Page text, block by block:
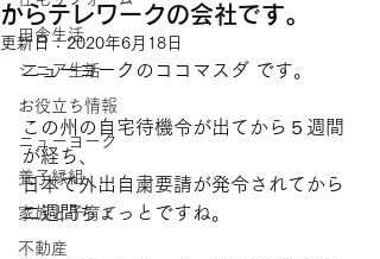
田舎生活
シニア生活
お役立ち情報
ニューヨーク
養子縁組
家族と子育て
不動産
からテレワークの会社です。
更新日：2020年6月18日
ニューヨークのココマスダ です。
この州の自宅待機令が出てから５週間
が経ち、
日本で外出自粛要請が発令されてから
二週間ちょっとですね。